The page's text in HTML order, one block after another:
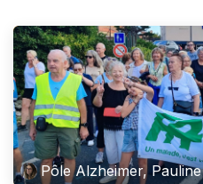
Pôle Alzheimer, Pauline